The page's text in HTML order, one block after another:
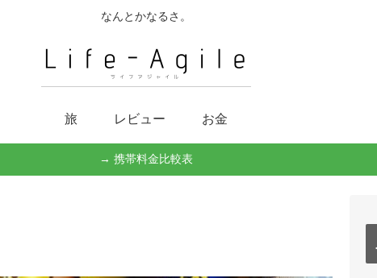
なんとかなるさ。
旅 レビュー お金
→ 携帯料金比較表